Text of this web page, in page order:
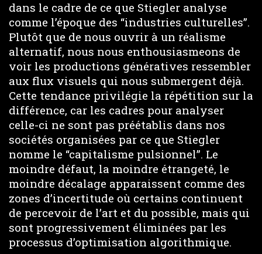
dans le cadre de ce que Stiegler analyse
comme l’époque des “industries culturelles”.
Plutôt que de nous ouvrir à un réalisme
alternatif, nous nous enthousiasmeons de
voir les productions génératives ressembler
aux flux visuels qui nous submergent déjà.
Cette tendance privilégie la répétition sur la
différence, car les cadres pour analyser
celle-ci ne sont pas préétablis dans nos
sociétés organisées par ce que Stiegler
nomme le “capitalisme pulsionnel”. Le
moindre défaut, la moindre étrangeté, le
moindre décalage apparaissent comme des
zones d’incertitude où certains continuent
de percevoir de l’art et du possible, mais qui
sont progressivement éliminées par les
processus d’optimisation algorithmique.